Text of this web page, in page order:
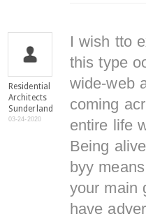
Residential
Architects
Sunderland
03-24-2020
I wish tto
this type
wide-web
coming
entire life
Being
byy
your main
have